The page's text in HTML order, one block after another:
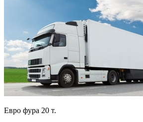
Евро фура 20 т.